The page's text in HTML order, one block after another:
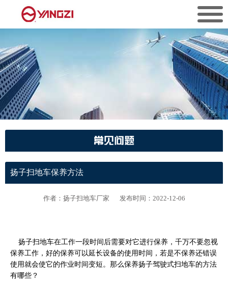
常见问题
扬子扫地车保养方法
作者：扬子扫地车厂家 发布时间：2022-12-06
扬子扫地车在工作一段时间后需要对它进行保养，千万不要忽视
保养工作，好的保养可以延长设备的使用时间，若是不保养还错误
使用就会使它的作业时间变短。那么保养扬子驾驶式扫地车的方法
有哪些？